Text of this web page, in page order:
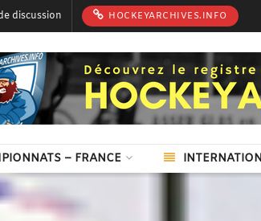
discussion HOCKEYARCHIVES.INFO
– FRANCE